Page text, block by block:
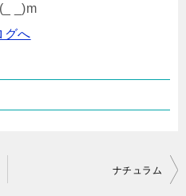
_)m
ナチュラム